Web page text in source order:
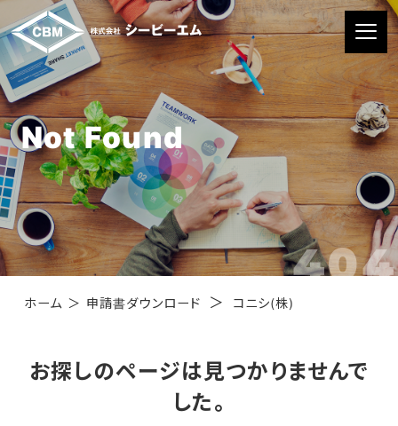
Not Found
404
ホーム ＞ 申請書ダウンロード ＞ コニシ(株)
お探しのページは見つかりませんで
した。